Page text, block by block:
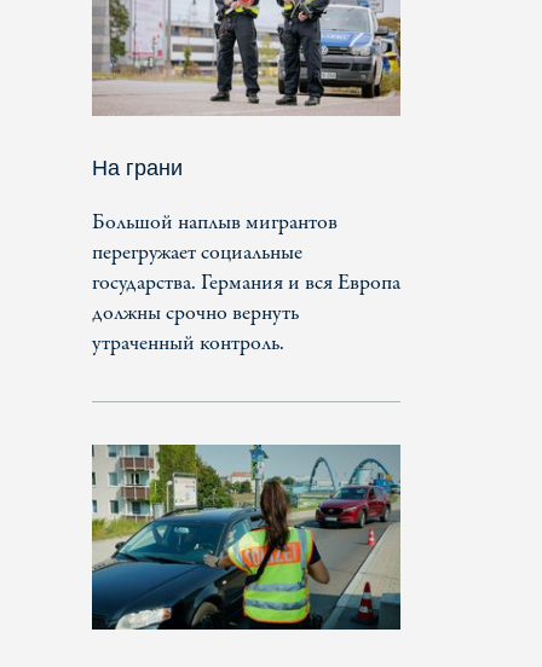
На грани
Большой наплыв мигрантов
перегружает социальные
государства. Германия и вся Европа
должны срочно вернуть
утраченный контроль.